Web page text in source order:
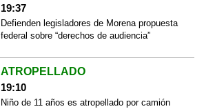
19:37
Defienden legisladores de Morena propuesta
federal sobre “derechos de audiencia”
ATROPELLADO
19:10
Niño de 11 años es atropellado por camión